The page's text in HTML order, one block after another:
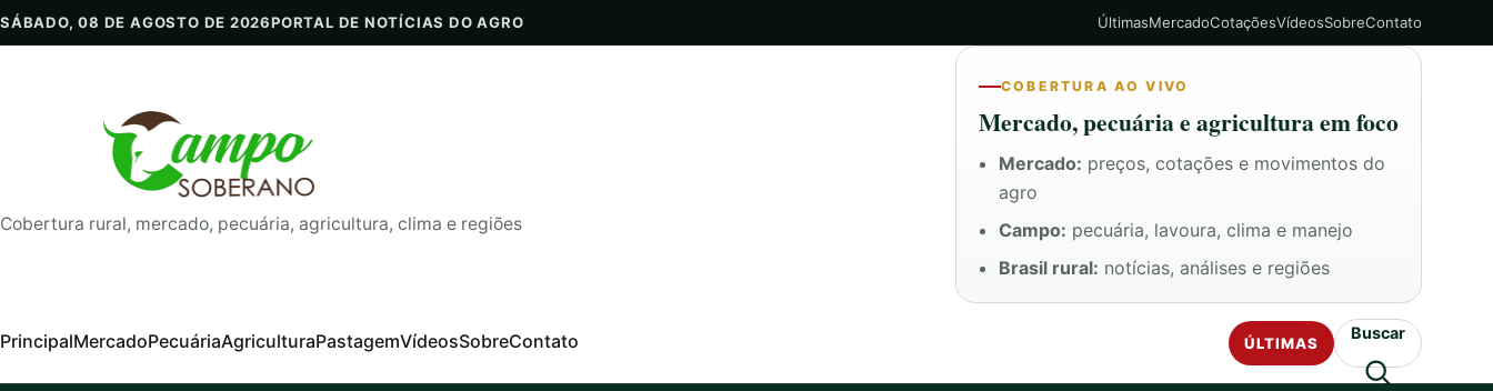
Pular para o conteúdo
SÁBADO, 08 DE AGOSTO DE 2026PORTAL DE NOTÍCIAS DO AGRO ÚltimasMercadoCotaçõesVídeosSobreContato
Cobertura rural, mercado, pecuária, agricultura, clima e regiões
COBERTURA AO VIVO
Mercado, pecuária e agricultura em foco
Mercado: preços, cotações e movimentos do
agro
Campo: pecuária, lavoura, clima e manejo
Brasil rural: notícias, análises e regiões
PrincipalMercadoPecuáriaAgriculturaPastagemVídeosSobreContato ÚLTIMAS
Buscar